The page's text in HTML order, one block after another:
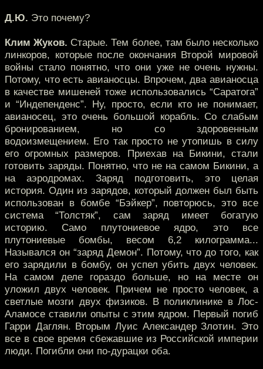
Д.Ю. Это почему?
Клим Жуков. Старые. Тем более, там было несколько
линкоров, которые после окончания Второй мировой
войны стало понятно, что они уже не очень нужны.
Потому, что есть авианосцы. Впрочем, два авианосца
в качестве мишеней тоже использовались “Саратога”
и “Индепенденс”. Ну, просто, если кто не понимает,
авианосец, это очень большой корабль. Со слабым
бронированием, но со здоровенным
водоизмещением. Его так просто не утопишь в силу
его огромных размеров. Приехав на Бикини, стали
готовить заряды. Понятно, что не на самом Бикини, а
на аэродромах. Заряд подготовить, это целая
история. Один из зарядов, который должен был быть
использован в бомбе “Бэйкер”, повторюсь, это все
система “Толстяк”, сам заряд имеет богатую
историю. Само плутониевое ядро, это все
плутониевые бомбы, весом 6,2 килограмма...
Назывался он “заряд Демон”. Потому, что до того, как
его зарядили в бомбу, он успел убить двух человек.
На самом деле гораздо больше, но на месте он
уложил двух человек. Причем не просто человек, а
светлые мозги двух физиков. В поликлинике в Лос-
Аламосе ставили опыты с этим ядром. Первый погиб
Гарри Даглян. Вторым Луис Александер Злотин. Это
все в свое время сбежавшие из Российской империи
люди. Погибли они по-дурацки оба.